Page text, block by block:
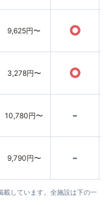
9,625円〜 ○
3,278円〜 ○
10,780円〜 -
9,790円〜 -
載しています。全施設は下の一